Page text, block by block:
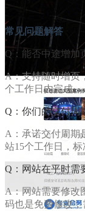
常见问题解答
Q：能否中途增加
A：支持随时增页
个工作日内完成。
Q：你们的交付周
A：承诺交付周期
站15个工作日，标
Q：网站在平时需
A：网站需要修改
码也是免费修改